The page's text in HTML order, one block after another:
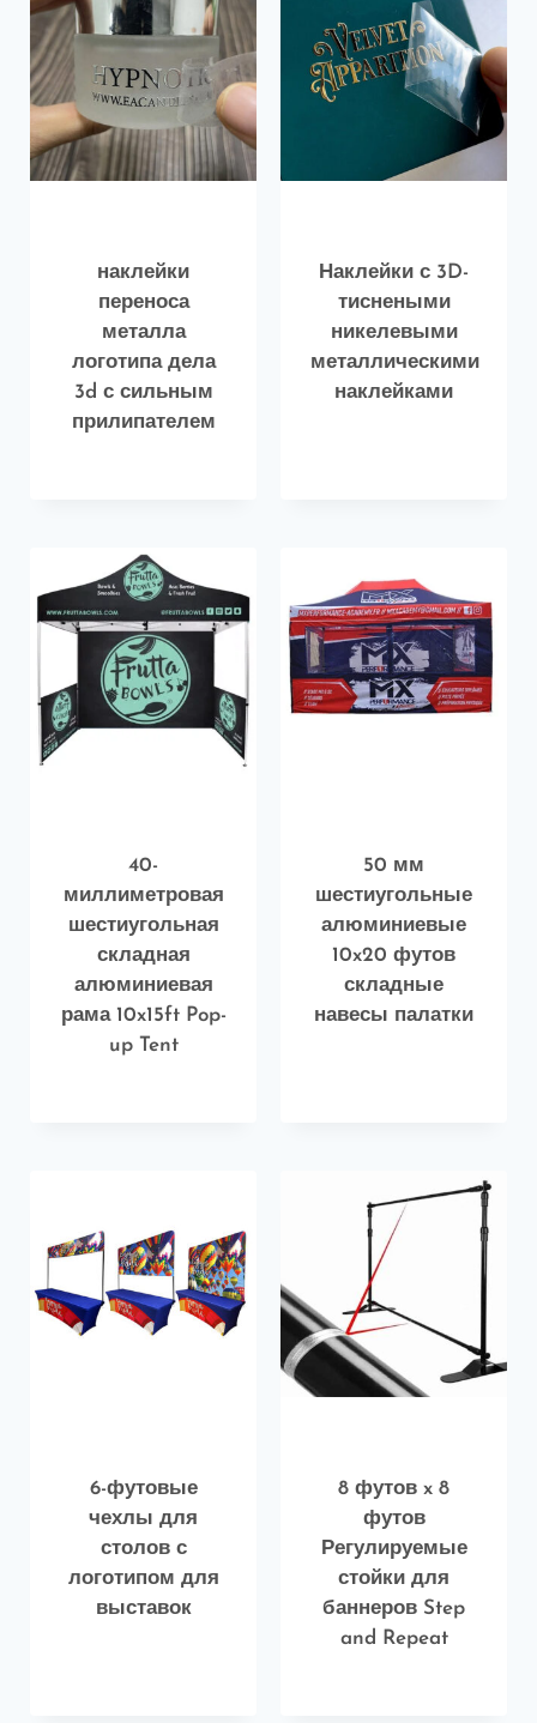
наклейки
переноса
металла
логотипа дела
3d с сильным
прилипателем
Наклейки с 3D-
тиснеными
никелевыми
металлическими
наклейками
40-
миллиметровая
шестиугольная
складная
алюминиевая
рама 10x15ft Pop-
up Tent
50 мм
шестиугольные
алюминиевые
10x20 футов
складные
навесы палатки
6-футовые
чехлы для
столов с
логотипом для
выставок
8 футов x 8
футов
Регулируемые
стойки для
баннеров Step
and Repeat